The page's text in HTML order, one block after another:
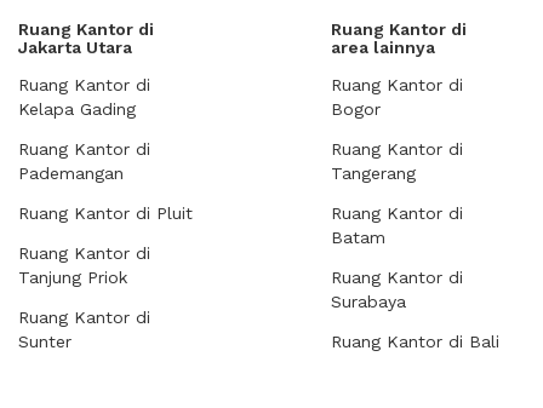
Ruang Kantor di
Jakarta Utara
Ruang Kantor di
Kelapa Gading
Ruang Kantor di
Pademangan
Ruang Kantor di Pluit
Ruang Kantor di
Tanjung Priok
Ruang Kantor di
Sunter
Ruang Kantor di
area lainnya
Ruang Kantor di
Bogor
Ruang Kantor di
Tangerang
Ruang Kantor di
Batam
Ruang Kantor di
Surabaya
Ruang Kantor di Bali